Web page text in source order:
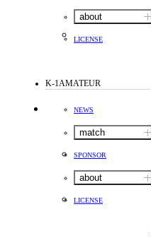
about
LICENSE
K-1AMATEUR
NEWS
match
SPONSOR
about
LICENSE